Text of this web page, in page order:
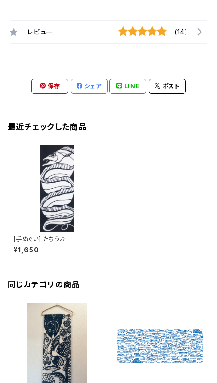
レビュー (14)
保存 シェア LINE ポスト
最近チェックした商品
[手ぬぐい] たちうお
¥1,650
同じカテゴリの商品